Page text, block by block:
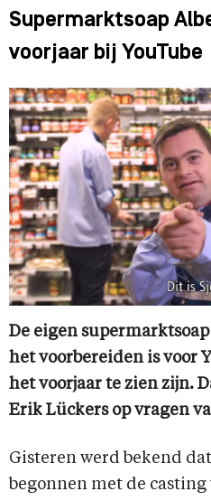
Supermarktsoap
voorjaar bij YouTube
De eigen
het voorbereiden is voor
het voorjaar te zien zijn.
Erik Lückers op vragen
Gisteren werd bekend
begonnen met de casting